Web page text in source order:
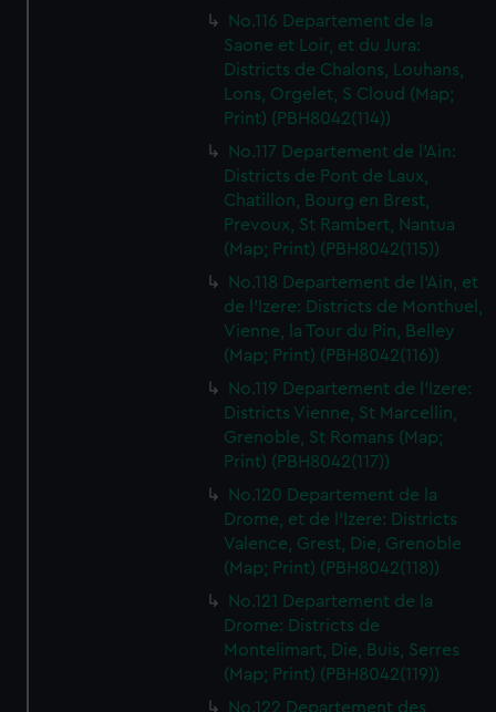
No.116 Departement de la
Saone et Loir, et du Jura:
Districts de Chalons, Louhans,
Lons, Orgelet, S Cloud (Map;
Print) (PBH8042(114))
No.117 Departement de l'Ain:
Districts de Pont de Laux,
Chatillon, Bourg en Brest,
Prevoux, St Rambert, Nantua
(Map; Print) (PBH8042(115))
No.118 Departement de l'Ain, et
de l'Izere: Districts de Monthuel,
Vienne, la Tour du Pin, Belley
(Map; Print) (PBH8042(116))
No.119 Departement de l'Izere:
Districts Vienne, St Marcellin,
Grenoble, St Romans (Map;
Print) (PBH8042(117))
No.120 Departement de la
Drome, et de l'Izere: Districts
Valence, Grest, Die, Grenoble
(Map; Print) (PBH8042(118))
No.121 Departement de la
Drome: Districts de
Montelimart, Die, Buis, Serres
(Map; Print) (PBH8042(119))
No.122 Departement des